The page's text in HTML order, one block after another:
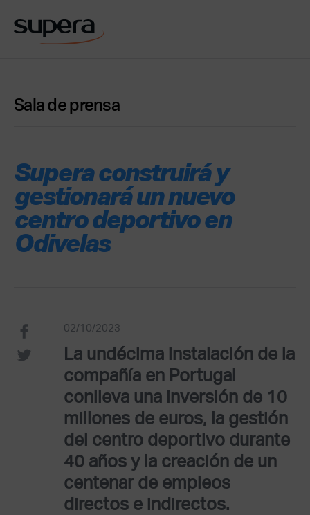
Sala de prensa
Supera construirá y
gestionará un nuevo
centro deportivo en
Odivelas
02/10/2023
La undécima instalación de la
compañía en Portugal
conlleva una inversión de 10
millones de euros, la gestión
del centro deportivo durante
40 años y la creación de un
centenar de empleos
directos e indirectos.